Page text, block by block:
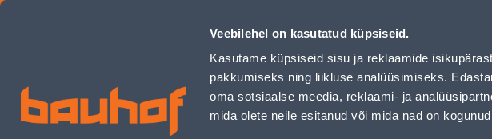
Veebilehel on kasutatud küpsiseid.
Kasutame küpsiseid sisu ja reklaamide
pakkumiseks ning liikluse analüüsimiseks.
oma sotsiaalse meedia, reklaami- ja
mida olete neile esitanud või mida nad on
Kauba transport - Bauhof has loaded
Business Service Center Customer Service Services Job